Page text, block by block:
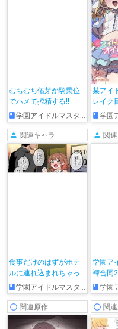
むちむち佑芽が騎乗位
でハメて搾精する!!
学園アイドルマスター
某アイ
レイク
オイル
があっ
きまし
学園
関連キャラ
食事だけのはずがホテ
ルに連れ込まれちゃっ
た佑芽ちゃん
学園アイドルマスター
関
学園ア
褌合同2
学園
関連原作 関